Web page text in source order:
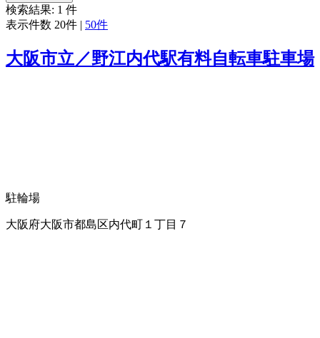
検索結果: 1 件
表示件数 20件 | 50件
大阪市立／野江内代駅有料自転車駐車場
駐輪場
大阪府大阪市都島区内代町１丁目７